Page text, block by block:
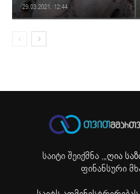
29.03.2021. 12:44
საიტი შეიქმნა ,„ღია
ფინანსური